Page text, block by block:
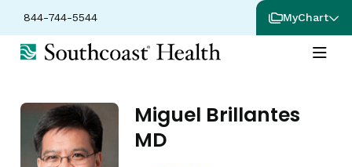
844-744-5544 MyChart
Miguel Brillantes
MD